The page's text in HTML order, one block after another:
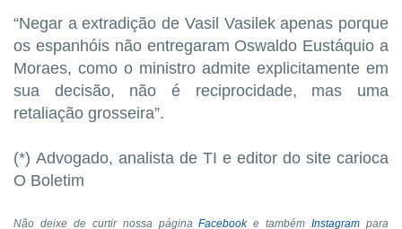
“Negar a extradição de Vasil Vasilek apenas porque
os espanhóis não entregaram Oswaldo Eustáquio a
Moraes, como o ministro admite explicitamente em
sua decisão, não é reciprocidade, mas uma
retaliação grosseira”.
(*) Advogado, analista de TI e editor do site carioca
O Boletim
Não deixe de curtir nossa páginaFacebooke tambémInstagram para